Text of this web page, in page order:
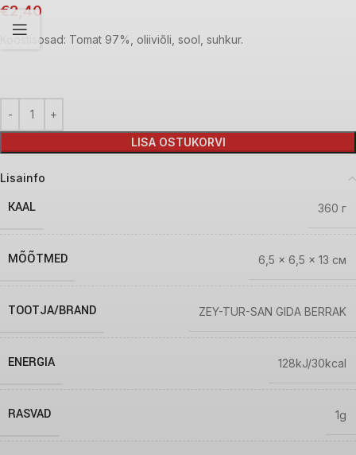
€2,40
Koostisosad: Tomat 97%, oliiviõli, sool, suhkur.
LISA OSTUKORVI
Lisainfo
KAAL 360 г
MÕÕTMED 6,5 × 6,5 × 13 см
TOOTJA/BRAND ZEY-TUR-SAN GIDA BERRAK
ENERGIA 128kJ/30kcal
RASVAD 1g